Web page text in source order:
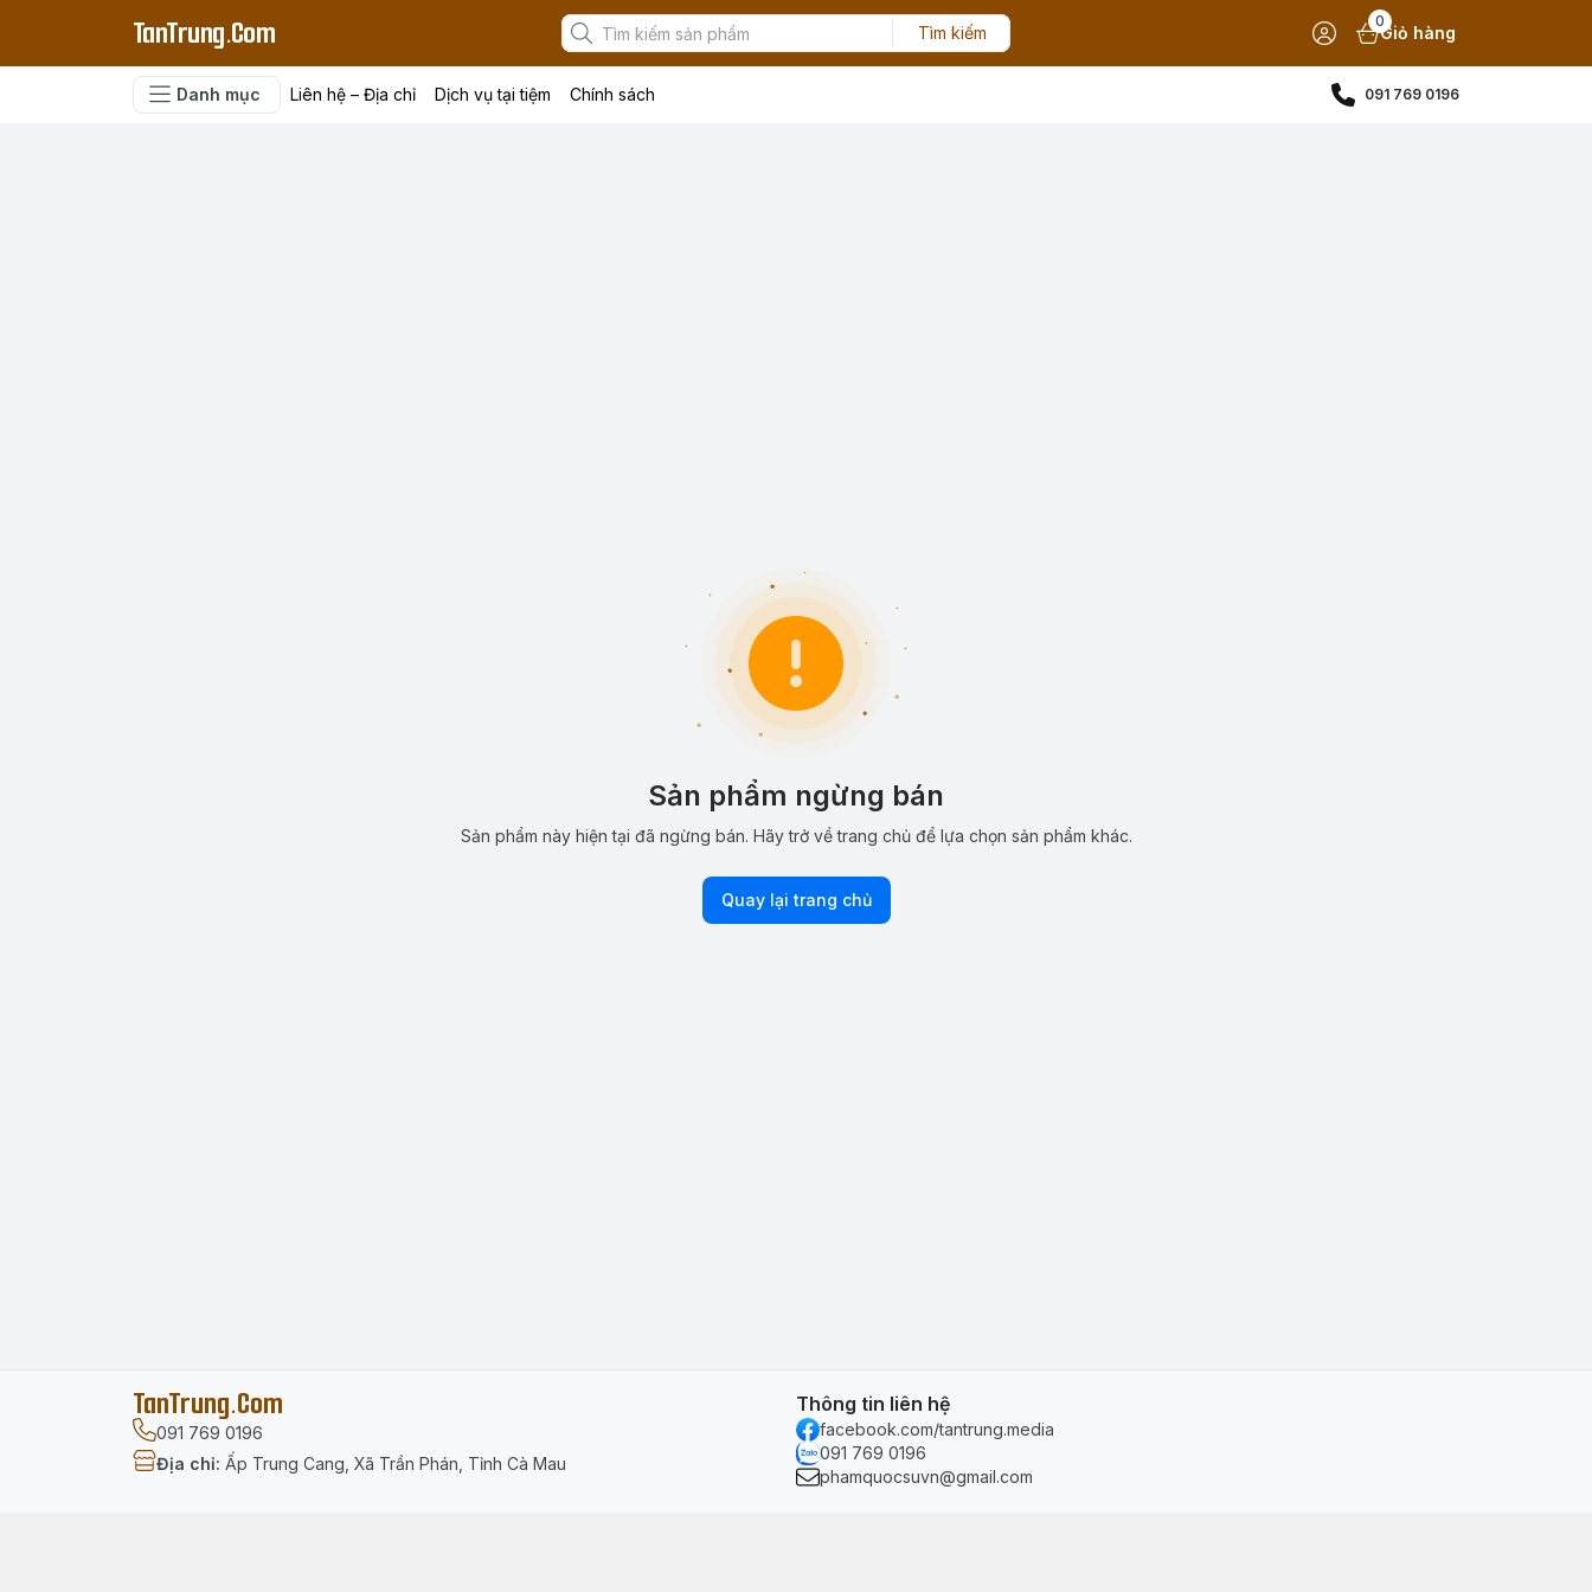
TanTrung.Com Tìm kiếm
0
Giỏ hàng
Danh mục Liên hệ – Địa chỉ Dịch vụ tại tiệm Chính sách 091 769 0196
Sản phẩm ngừng bán
Sản phẩm này hiện tại đã ngừng bán. Hãy trở về trang chủ để lựa chọn sản phẩm khác.
Quay lại trang chủ
TanTrung.Com
091 769 0196
Địa chỉ: Ấp Trung Cang, Xã Trần Phán, Tỉnh Cà Mau
Thông tin liên hệ
facebook.com/tantrung.media
091 769 0196
phamquocsuvn@gmail.com